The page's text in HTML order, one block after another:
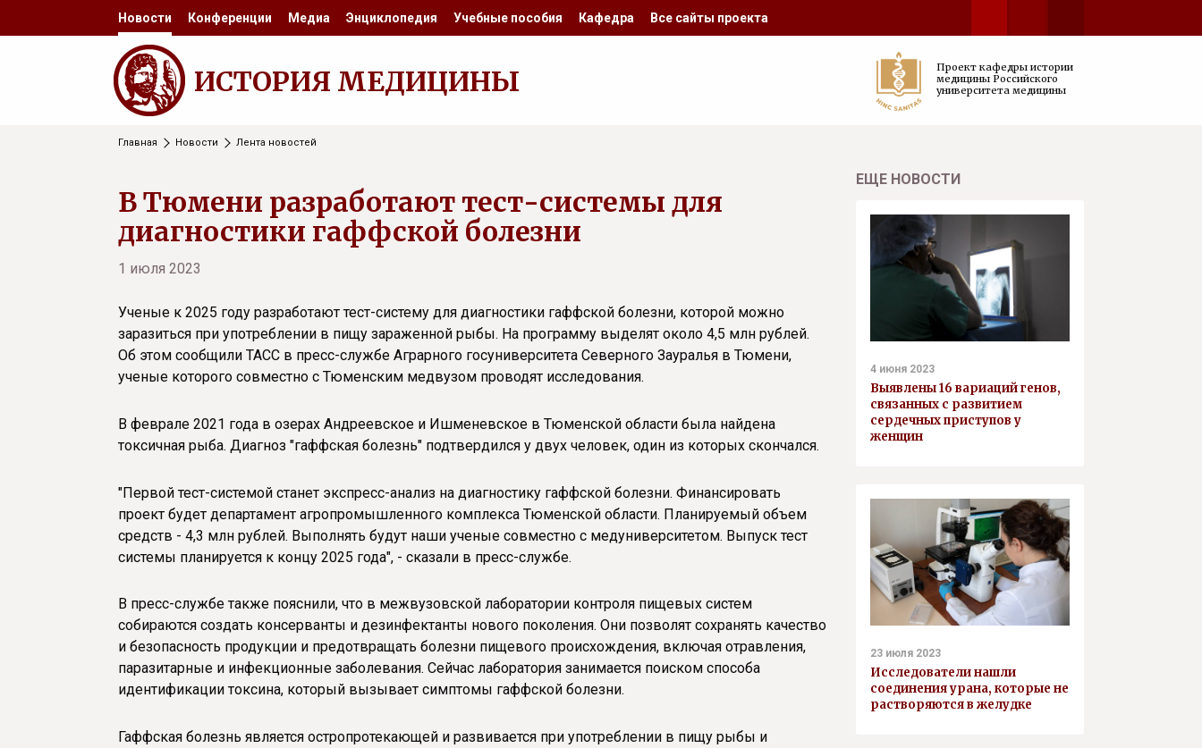
Новости Конференции Медиа Энциклопедия Учебные пособия Кафедра Все сайты проекта
ИСТОРИЯ МЕДИЦИНЫ
Проект кафедры истории
медицины Российского
университета медицины
Главная Новости Лента новостей
В Тюмени разработают тест-системы для
диагностики гаффской болезни
1 июля 2023
Ученые к 2025 году разработают тест-систему для диагностики гаффской болезни, которой можно
заразиться при употреблении в пищу зараженной рыбы. На программу выделят около 4,5 млн рублей.
Об этом сообщили ТАСС в пресс-службе Аграрного госуниверситета Северного Зауралья в Тюмени,
ученые которого совместно с Тюменским медвузом проводят исследования.
В феврале 2021 года в озерах Андреевское и Ишменевское в Тюменской области была найдена
токсичная рыба. Диагноз "гаффская болезнь" подтвердился у двух человек, один из которых скончался.
"Первой тест-системой станет экспресс-анализ на диагностику гаффской болезни. Финансировать
проект будет департамент агропромышленного комплекса Тюменской области. Планируемый объем
средств - 4,3 млн рублей. Выполнять будут наши ученые совместно с медуниверситетом. Выпуск тест
системы планируется к концу 2025 года", - сказали в пресс-службе.
В пресс-службе также пояснили, что в межвузовской лаборатории контроля пищевых систем
собираются создать консерванты и дезинфектанты нового поколения. Они позволят сохранять качество
и безопасность продукции и предотвращать болезни пищевого происхождения, включая отравления,
паразитарные и инфекционные заболевания. Сейчас лаборатория занимается поиском способа
идентификации токсина, который вызывает симптомы гаффской болезни.
Гаффская болезнь является остропротекающей и развивается при употреблении в пищу рыбы и
ЕЩЕ НОВОСТИ
4 июня 2023
Выявлены 16 вариаций генов,
связанных с развитием
сердечных приступов у
женщин
23 июля 2023
Исследователи нашли
соединения урана, которые не
растворяются в желудке